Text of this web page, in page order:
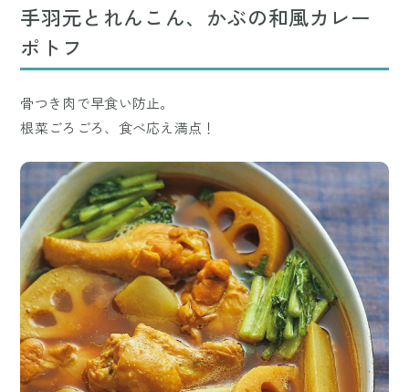
手羽元とれんこん、かぶの和風カレー
ポトフ
骨つき肉で早食い防止。
根菜ごろごろ、食べ応え満点！